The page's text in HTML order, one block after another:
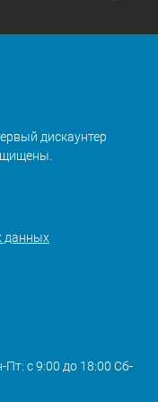
дискаунтер
данных
с 9:00 до 18:00 Сб-